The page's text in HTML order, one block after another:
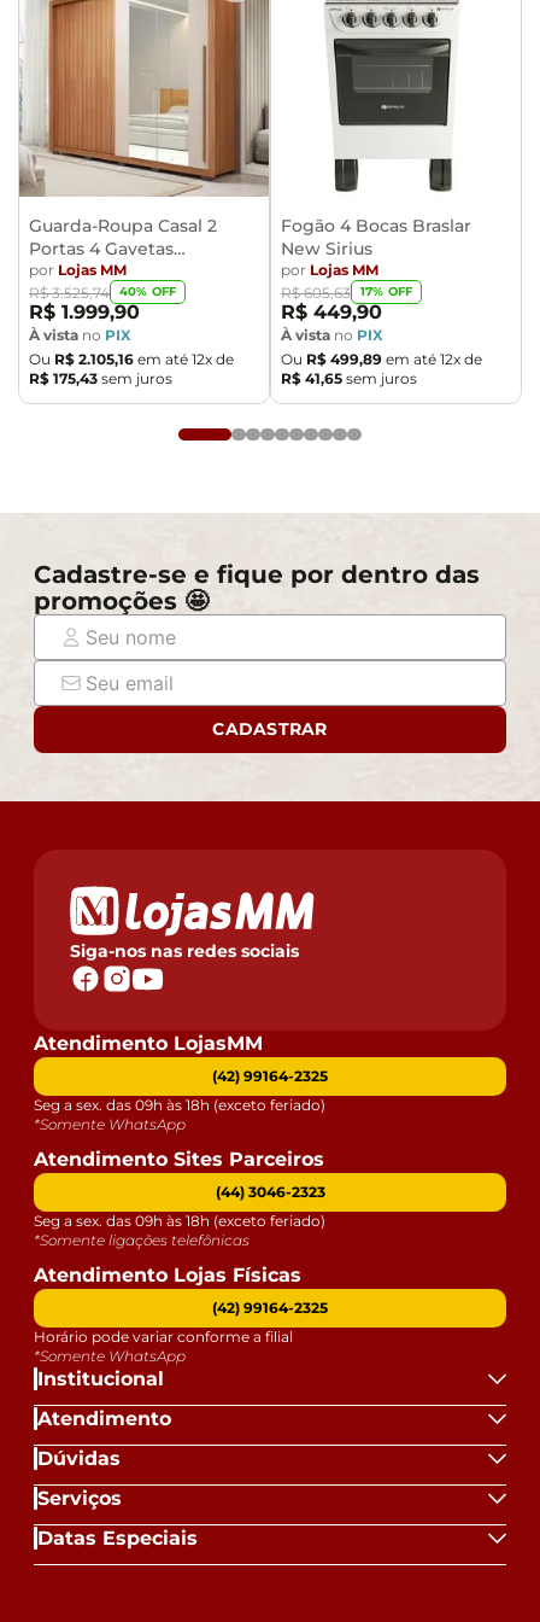
embalados e com total segurança
- Confira as dimensões do produto no momento da
compra e certifique-se de que passará normalmente
por elevadores, portas, escadas e/ou corredores,
evitando assim futuros desagrados ou imprevistos
com a entrega do produto.
Guarda-Roupa Casal 2
Portas 4 Gavetas
Caemmun Moviment
por Lojas MM
R$ 3.525,74 40% OFF
R$ 1.999,90
À vista no PIX
Ou R$ 2.105,16 em até 12x de
R$ 175,43 sem juros
Fogão 4 Bocas Braslar
New Sirius
por Lojas MM
R$ 605,63 17% OFF
R$ 449,90
À vista no PIX
Ou R$ 499,89 em até 12x de
R$ 41,65 sem juros
Cadastre-se e fique por dentro das
promoções 🤩
CADASTRAR
Siga-nos nas redes sociais
Institucional
Atendimento
Dúvidas
Serviços
Datas Especiais
Atendimento LojasMM
(42) 99164-2325
Seg a sex. das 09h às 18h (exceto feriado)
*Somente WhatsApp
Atendimento Sites Parceiros
(44) 3046-2323
Seg a sex. das 09h às 18h (exceto feriado)
*Somente ligações telefônicas
Atendimento Lojas Físicas
(42) 99164-2325
Horário pode variar conforme a filial
*Somente WhatsApp